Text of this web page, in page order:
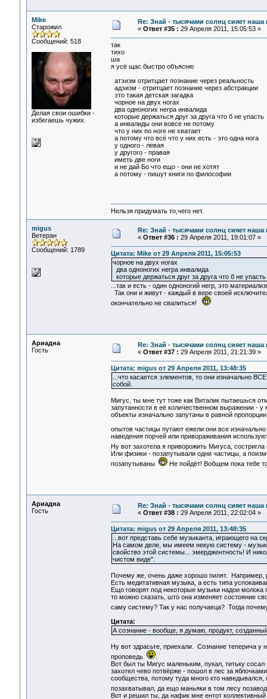
Mike
Старожил
Сообщений: 518
Делая свои ошибки -
избегаешь чужих.
Re: Знай - тысячами солнц сияет наша
« Ответ #35 : 29 Апреля 2011, 15:05:53 »
так
тихо
ша
я усё щас быстро объясню
атэизм отритцает познание через реальность
адэизм - отритцает познание через абстракции
это такая детская загадка
чорное на двух ногах
два одноногих негра инвалида
которые держаться друг за друга что б не упасть
а инвалиды они вовсе не потому
что у них по ноге не хватает
а потому что всё что у них есть - это одна нога
у одного - левая
у другого - правая
иметь две ноги
и не дай Бо что ещо - они не хотят
а потому - пишут книги по философии
Нельзя придумать то,чего нет.
migus
Ветеран
Сообщений: 1789
Re: Знай - тысячами солнц сияет наша
« Ответ #36 : 29 Апреля 2011, 19:01:07 »
Цитата: Mike от 29 Апреля 2011, 15:05:53
чорное на двух ногах
два одноногих негра инвалида
которые держаться друг за друга что б не упасть
...так и есть - один одноногий негр, это
Так они и живут - каждый в вере своей
окончательно не свалиться!
Ариадна
Гость
Re: Знай - тысячами солнц сияет наша
« Ответ #37 : 29 Апреля 2011, 21:21:39 »
Цитата: migus от 29 Апреля 2011, 13:48:35
...что касается элементов, то они изначально
собой.
Мигус, ты мне тут тоже как Виталик пытаешься
запутанности в её количественном выражении -
объекты изначально запутаны в равной
опытов частицы путают ежели они все
наведения порчей или привораживания
Ну вот захотела я приворожить Мигуса,
Или физики - позапутывали одни частицы, а
позапутываны
Не пойдёт! Вобщем пока тебе
Ариадна
Гость
Re: Знай - тысячами солнц сияет наша
« Ответ #38 : 29 Апреля 2011, 22:02:04 »
Цитата: migus от 29 Апреля 2011, 13:48:35
...вот представь себе музыканта, играющего на
На самом деле, мы имеем некую систему -
свойство этой системы... эмерджентность! И
чистом виде".
Почему же, очень даже хорошо пилят. Например,
Есть медитативная музыка, а есть типа
Ещо говорят под некоторые музыки надои
то можно сказать, што она изменяет состояние
саму систему? Так у нас получаеца? Тогда
Цитата:
А сознание - вообще, я думаю, продукт,
Ну вот здрасьте, приехали. Сознание теперича у
проповедь
.
Вот был ты Мигус маленьким, пукал, титьку
захотел чево потвёрже - пошол в лес за
сообщества, потому туда много кто
позахватывал, да ещо маньяки в том лесу
Вот и решил ты, да нафик мне ентот